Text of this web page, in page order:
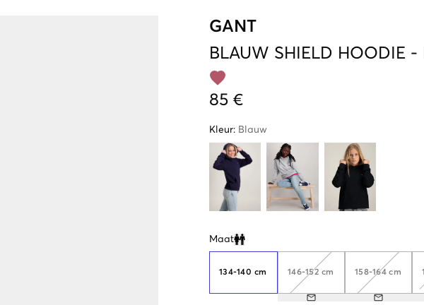
GANT
BLAUW SHIELD HOODIE -
85 €
Kleur: Blauw
Maat
Clone modal
134-140 cm 146-152 cm 158-164 cm